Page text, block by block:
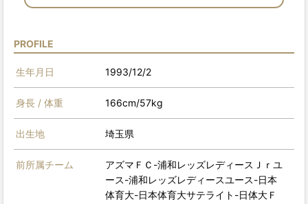
PROFILE
生年月日 1993/12/2
身長 / 体重 166cm/57kg
出生地 埼玉県
前所属チーム
アズマＦＣ-浦和レッズレディースＪｒユ
ース-浦和レッズレディースユース-日本
体育大-日本体育大サテライト-日体大Ｆ